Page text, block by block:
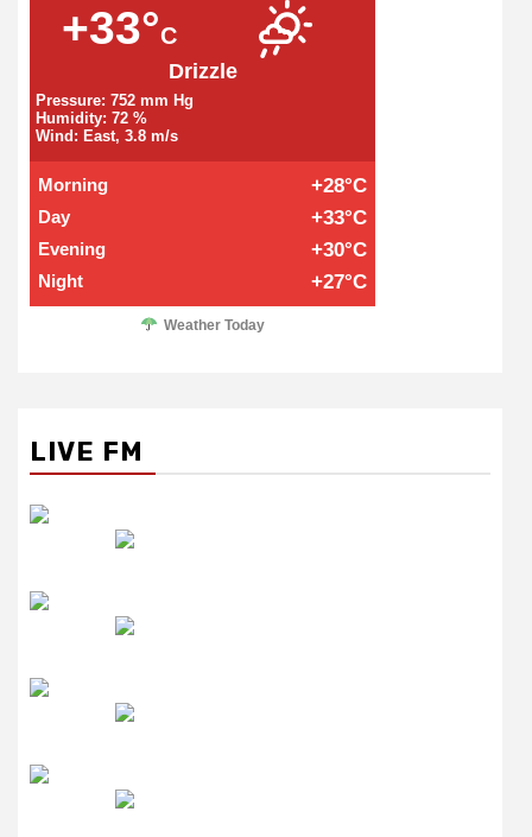
+33°C
Drizzle
Pressure: 752 mm Hg
Humidity: 72 %
Wind: East, 3.8 m/s
Morning +28°C
Day +33°C
Evening +30°C
Night +27°C
Weather Today
LIVE FM